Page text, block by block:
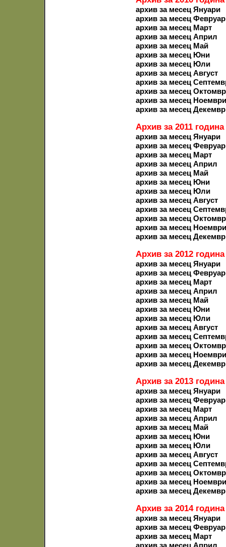
архив за месец Януари
архив за месец
архив за месец Март
архив за месец Април
архив за месец Май
архив за месец Юни
архив за месец Юли
архив за месец Август
архив за месец
архив за месец
архив за месец Ноември
архив за месец
Архив за 2011 година
архив за месец Януари
архив за месец
архив за месец Март
архив за месец Април
архив за месец Май
архив за месец Юни
архив за месец Юли
архив за месец Август
архив за месец
архив за месец
архив за месец Ноември
архив за месец
Архив за 2012 година
архив за месец Януари
архив за месец
архив за месец Март
архив за месец Април
архив за месец Май
архив за месец Юни
архив за месец Юли
архив за месец Август
архив за месец
архив за месец
архив за месец Ноември
архив за месец
Архив за 2013 година
архив за месец Януари
архив за месец
архив за месец Март
архив за месец Април
архив за месец Май
архив за месец Юни
архив за месец Юли
архив за месец Август
архив за месец
архив за месец
архив за месец Ноември
архив за месец
Архив за 2014 година
архив за месец Януари
архив за месец
архив за месец Март
архив за месец Април